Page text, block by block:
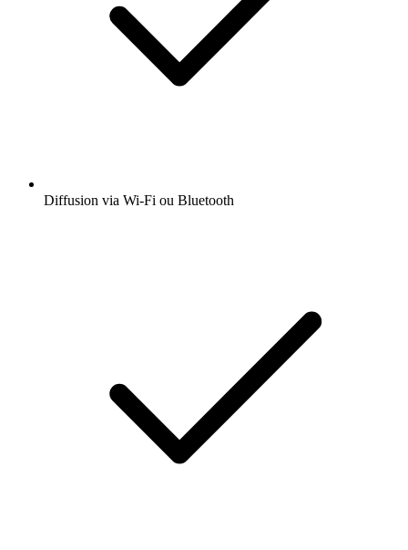
Diffusion via Wi-Fi ou Bluetooth